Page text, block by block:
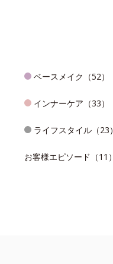
ベースメイク（52）
インナーケア（33）
ライフスタイル（23）
お客様エピソード（11）